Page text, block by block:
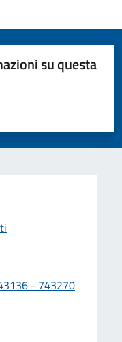
su questa
- 743270